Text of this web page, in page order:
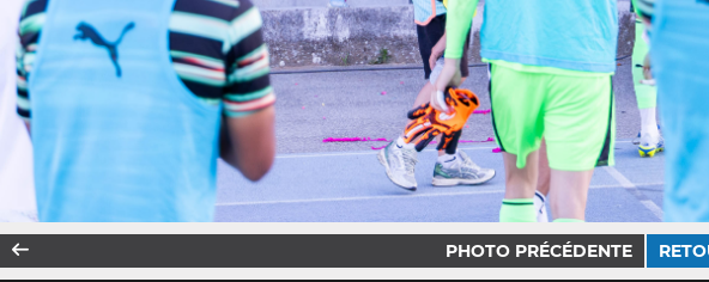
PHOTO PRÉCÉDENTE